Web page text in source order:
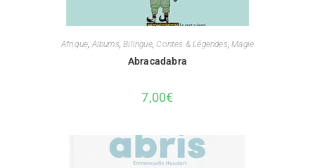
Afrique Albums,Bilingue, Contes & Légendes,Magie
Abracadabra
7,00€